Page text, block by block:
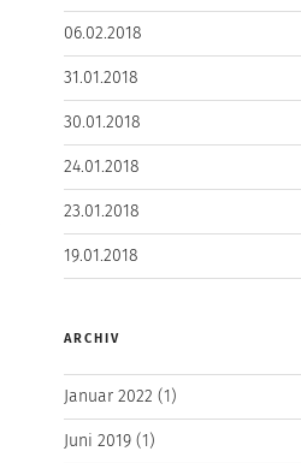
06.02.2018
31.01.2018
30.01.2018
24.01.2018
23.01.2018
19.01.2018
ARCHIV
Januar 2022 (1)
Juni 2019 (1)